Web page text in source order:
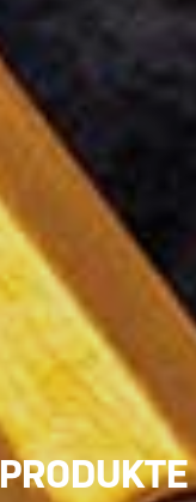
PRODUKTE